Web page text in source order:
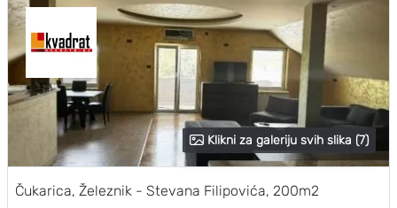
Klikni za galeriju svih slika (7)
Čukarica, Železnik - Stevana Filipovića, 200m2